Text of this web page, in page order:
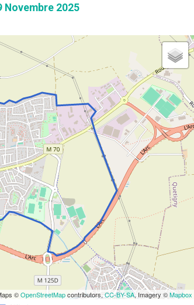
Novembre 2025
©OpenStreetMapcontributors,CC-BY-SA, Imagery ©Mapbox